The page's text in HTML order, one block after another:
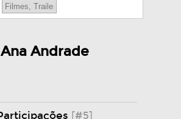
Ana Andrade
[#5]